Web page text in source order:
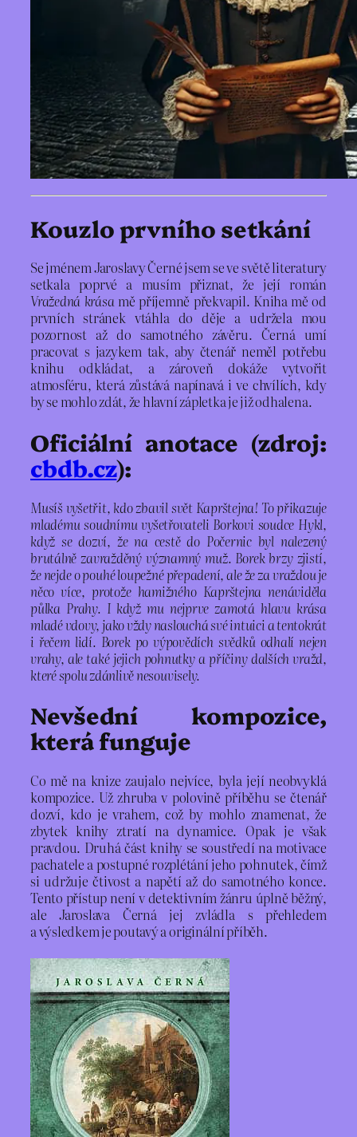
Kouzlo prvního setkání
Se jménem Jaroslavy Černé jsem se ve světě literatury
setkala poprvé a musím přiznat, že její román
Vražedná krásamě příjemně překvapil. Kniha mě od
prvních stránek vtáhla do děje a udržela mou
pozornost až do samotného závěru. Černá umí
pracovat s jazykem tak, aby čtenář neměl potřebu
knihu odkládat, a zároveň dokáže vytvořit
atmosféru, která zůstává napínavá i ve chvílích, kdy
by se mohlo zdát, že hlavní zápletka je již odhalena.
Oficiální anotace (zdroj:
cbdb.cz):
Musíš vyšetřit, kdo zbavil svět Kaprštejna! To přikazuje
mladému soudnímu vyšetřovateli Borkovi soudce Hykl,
když se dozví, že na cestě do Počernic byl nalezený
brutálně zavražděný významný muž. Borek brzy zjistí,
že nejde o pouhé loupežné přepadení, ale že za vraždou je
něco více, protože hamižného Kaprštejna nenáviděla
půlka Prahy. I když mu nejprve zamotá hlavu krása
mladé vdovy, jako vždy naslouchá své intuici a tentokrát
i řečem lidí. Borek po výpovědích svědků odhalí nejen
vrahy, ale také jejich pohnutky a příčiny dalších vražd,
které spolu zdánlivě nesouvisely.
Nevšední kompozice,
která funguje
Co mě na knize zaujalo nejvíce, byla její neobvyklá
kompozice. Už zhruba v polovině příběhu se čtenář
dozví, kdo je vrahem, což by mohlo znamenat, že
zbytek knihy ztratí na dynamice. Opak je však
pravdou. Druhá část knihy se soustředí na motivace
pachatele a postupné rozplétání jeho pohnutek, čímž
si udržuje čtivost a napětí až do samotného konce.
Tento přístup není v detektivním žánru úplně běžný,
ale Jaroslava Černá jej zvládla s přehledem
a výsledkem je poutavý a originální příběh.